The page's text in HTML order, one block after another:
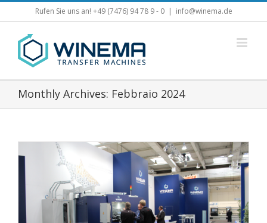
Skip
Rufen Sie uns an! +49 (7476) 94 78 9 - 0 | info@winema.de
Monthly Archives: Febbraio 2024